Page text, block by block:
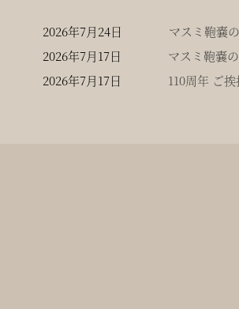
2026年7月24日
マスミ鞄嚢
2026年7月17日
マスミ鞄嚢
2026年7月17日
110周年 ご挨